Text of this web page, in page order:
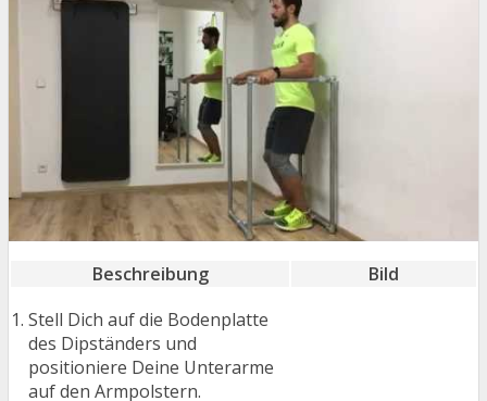
Beschreibung
Bild
Stell Dich auf die Bodenplatte
des Dipständers und
positioniere Deine Unterarme
auf den Armpolstern.